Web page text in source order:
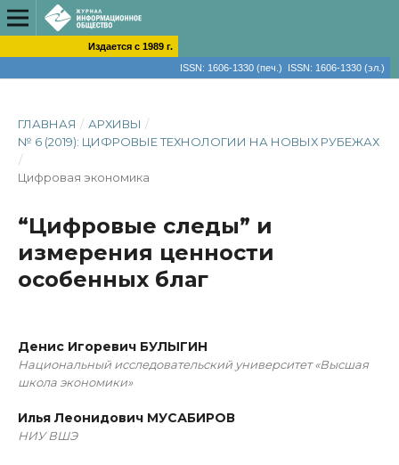
Издается с 1989 г.
ISSN: 1606-1330 (печ.) ISSN: 1606-1330 (эл.)
ГЛАВНАЯ / АРХИВЫ /
№ 6 (2019): ЦИФРОВЫЕ ТЕХНОЛОГИИ НА НОВЫХ РУБЕЖАХ
/
Цифровая экономика
“Цифровые следы” и
измерения ценности
особенных благ
Денис Игоревич БУЛЫГИН
Национальный исследовательский университет «Высшая
школа экономики»
Илья Леонидович МУСАБИРОВ
НИУ ВШЭ